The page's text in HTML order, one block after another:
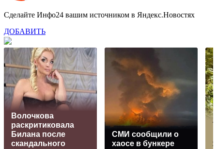
Сделайте Инфо24 вашим источником в Яндекс.Новостях
ДОБАВИТЬ
Волочкова
раскритиковала
Билана после
скандального
СМИ сообщили о
хаосе в бункере